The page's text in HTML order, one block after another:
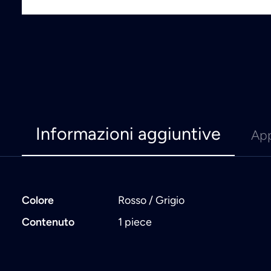
Informazioni aggiuntive
Colore
Rosso / Grigio
Contenuto
1 piece